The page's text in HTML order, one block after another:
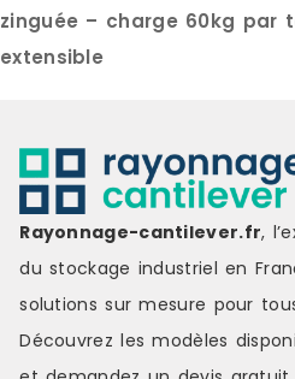
zinguée – charge 60kg par
extensible
Rayonnage-cantilever.fr,
du stockage industriel en
solutions sur mesure pour
Découvrez les modèles